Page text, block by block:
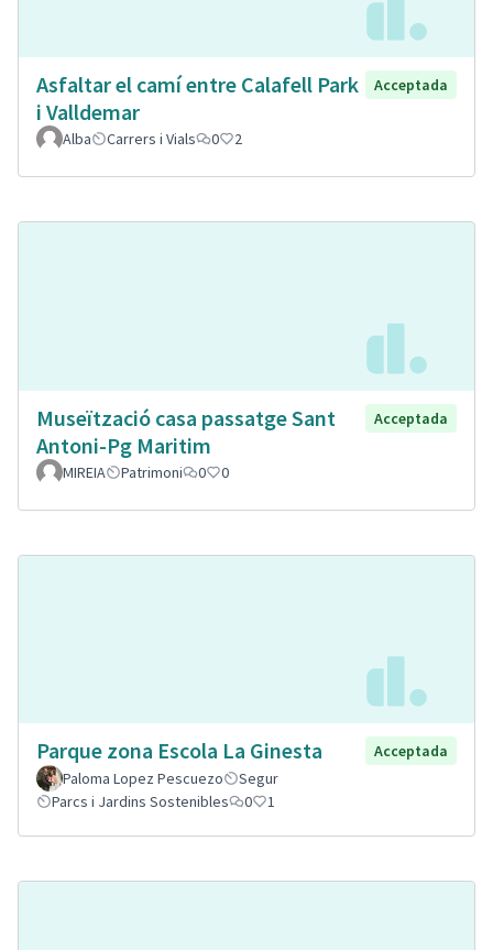
Asfaltar el camí entre Calafell Park
i Valldemar
Acceptada
Alba Carrers i Vials 0 2
Museïtzació casa passatge Sant
Antoni-Pg Maritim
Acceptada
MIREIA Patrimoni 0 0
Parque zona Escola La Ginesta
Acceptada
Paloma Lopez Pescuezo
Segur
Parcs i Jardins Sostenibles
0 1